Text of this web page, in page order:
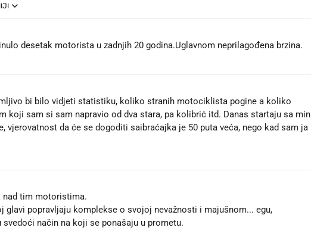
desetak motorista u zadnjih 20 godina.Uglavnom neprilagođena brzina.
bi bilo vidjeti statistiku, koliko stranih motociklista pogine a koliko
koji sam si sam napravio od dva stara, pa kolibrić itd. Danas startaju sa min
vjerovatnost da će se dogoditi saibraćajka je 50 puta veća, nego kad sam ja
nad tim motoristima.
glavi popravljaju komplekse o svojoj nevažnosti i majušnom... egu,
svedoći način na koji se ponašaju u prometu.